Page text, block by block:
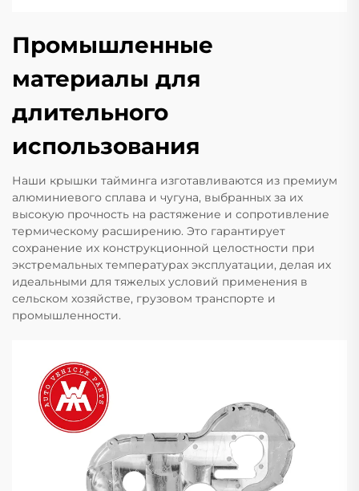
Промышленные
материалы для
длительного
использования
Наши крышки тайминга изготавливаются из премиум
алюминиевого сплава и чугуна, выбранных за их
высокую прочность на растяжение и сопротивление
термическому расширению. Это гарантирует
сохранение их конструкционной целостности при
экстремальных температурах эксплуатации, делая их
идеальными для тяжелых условий применения в
сельском хозяйстве, грузовом транспорте и
промышленности.